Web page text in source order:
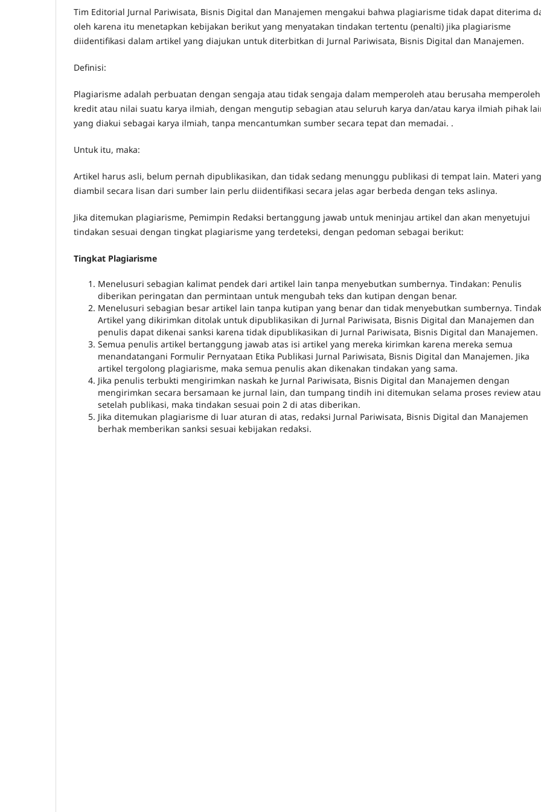
Tim Editorial Jurnal Pariwisata, Bisnis Digital dan Manajemen mengakui bahwa plagiarisme tidak dapat diterima
oleh karena itu menetapkan kebijakan berikut yang menyatakan tindakan tertentu (penalti) jika plagiarisme
diidentifikasi dalam artikel yang diajukan untuk diterbitkan di Jurnal Pariwisata, Bisnis Digital dan Manajemen.
Definisi:
Plagiarisme adalah perbuatan dengan sengaja atau tidak sengaja dalam memperoleh atau berusaha memperoleh
kredit atau nilai suatu karya ilmiah, dengan mengutip sebagian atau seluruh karya dan/atau karya ilmiah pihak
yang diakui sebagai karya ilmiah, tanpa mencantumkan sumber secara tepat dan memadai. .
Untuk itu, maka:
Artikel harus asli, belum pernah dipublikasikan, dan tidak sedang menunggu publikasi di tempat lain. Materi yang
diambil secara lisan dari sumber lain perlu diidentifikasi secara jelas agar berbeda dengan teks aslinya.
Jika ditemukan plagiarisme, Pemimpin Redaksi bertanggung jawab untuk meninjau artikel dan akan menyetujui
tindakan sesuai dengan tingkat plagiarisme yang terdeteksi, dengan pedoman sebagai berikut:
Tingkat Plagiarisme
Menelusuri sebagian kalimat pendek dari artikel lain tanpa menyebutkan sumbernya. Tindakan: Penulis
diberikan peringatan dan permintaan untuk mengubah teks dan kutipan dengan benar.
Menelusuri sebagian besar artikel lain tanpa kutipan yang benar dan tidak menyebutkan sumbernya.
Artikel yang dikirimkan ditolak untuk dipublikasikan di Jurnal Pariwisata, Bisnis Digital dan Manajemen dan
penulis dapat dikenai sanksi karena tidak dipublikasikan di Jurnal Pariwisata, Bisnis Digital dan Manajemen.
Semua penulis artikel bertanggung jawab atas isi artikel yang mereka kirimkan karena mereka semua
menandatangani Formulir Pernyataan Etika Publikasi Jurnal Pariwisata, Bisnis Digital dan Manajemen. Jika
artikel tergolong plagiarisme, maka semua penulis akan dikenakan tindakan yang sama.
Jika penulis terbukti mengirimkan naskah ke Jurnal Pariwisata, Bisnis Digital dan Manajemen dengan
mengirimkan secara bersamaan ke jurnal lain, dan tumpang tindih ini ditemukan selama proses review atau
setelah publikasi, maka tindakan sesuai poin 2 di atas diberikan.
Jika ditemukan plagiarisme di luar aturan di atas, redaksi Jurnal Pariwisata, Bisnis Digital dan Manajemen
berhak memberikan sanksi sesuai kebijakan redaksi.